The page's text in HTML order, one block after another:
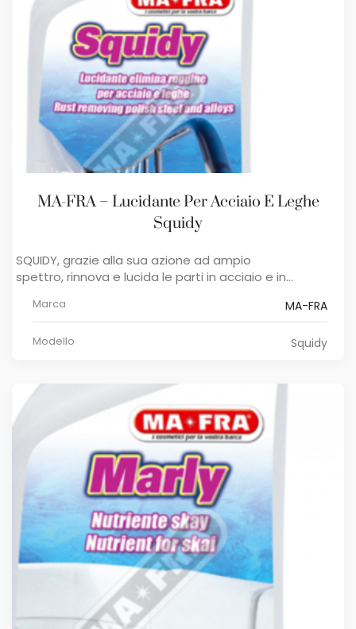
MA-FRA – Lucidante Per Acciaio E Leghe
Squidy
SQUIDY, grazie alla sua azione ad ampio
spettro, rinnova e lucida le parti in acciaio e in...
Marca MA-FRA
Modello Squidy